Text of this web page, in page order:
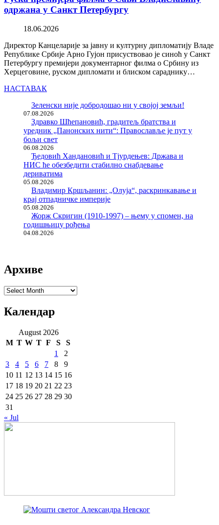
одржана у Санкт Петербургу
18.06.2026
Директор Канцеларије за јавну и културну дипломатију Владе
Републике Србије Арно Гујон присуствовао је синоћ у Санкт
Петербургу премијери документарног филма о Србину из
Херцеговине, руском дипломати и блиском сараднику…
НАСТАВАК
Зеленски није добродошао ни у својој земљи!
07.08.2026
Здравко Шћепановић, градитељ братства и
уредник „Панонских нити“: Православље је пут у
бољи свет
06.08.2026
Ђедовић Хандановић и Тјурдењев: Држава и
НИС ће обезбедити стабилно снабдевање
дериватима
05.08.2026
Владимир Кршљанин: „Олуја“, раскринкавање и
крај отпадничке империје
05.08.2026
Жорж Скригин (1910-1997) – њему у спомен, на
годишњицу рођења
04.08.2026
Архиве
Архиве
Календар
August 2026
M T W T F S
S
1
2
3
4 5 6 7 8
9
10 11 12 13 14 15 16
17 18 19 20 21 22 23
24 25 26 27 28 29 30
31
« Jul